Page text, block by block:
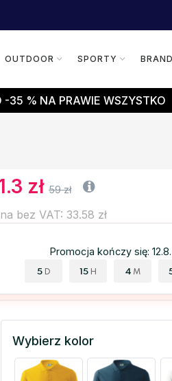
OUTDOOR SPORTY
-35 % NA PRAWIE WSZYSTKO
zł 59 zł
bez VAT: 33.58 zł
Promocja kończy się: 12.8.
5 D 15 H 4 M
Wybierz kolor